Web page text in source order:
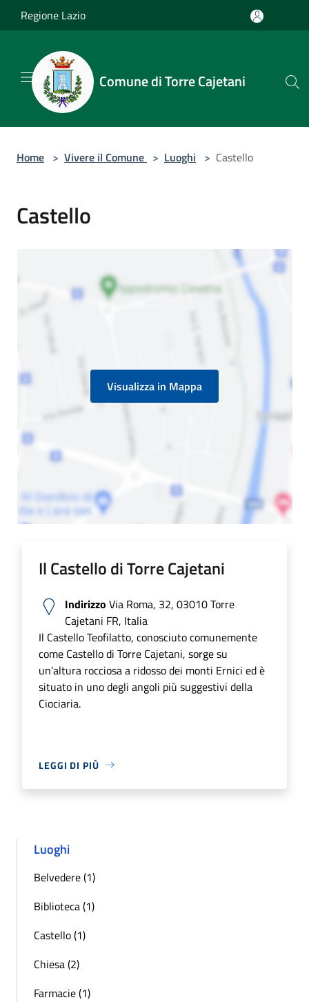
Salta al contenuto principale
Regione Lazio
Comune di Torre Cajetani
Home > Vivere il Comune > Luoghi > Castello
Castello
Visualizza in Mappa
Il Castello di Torre Cajetani
Indirizzo Via Roma, 32, 03010 Torre
Cajetani FR, Italia
Il Castello Teofilatto, conosciuto comunemente
come Castello di Torre Cajetani, sorge su
un’altura rocciosa a ridosso dei monti Ernici ed è
situato in uno degli angoli più suggestivi della
Ciociaria.
LEGGI DI PIÙ
Luoghi
Belvedere (1)
Biblioteca (1)
Castello (1)
Chiesa (2)
Farmacie (1)